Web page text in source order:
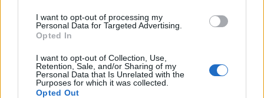
I want to opt-out of processing my
Personal Data for Targeted Advertising.
Opted In
I want to opt-out of Collection, Use,
Retention, Sale, and/or Sharing of my
Personal Data that Is Unrelated with the
Purposes for which it was collected.
Opted Out
antiszemitának.